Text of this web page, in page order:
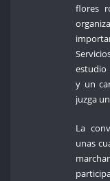
flores
estudio
y un
juzga
La
unas